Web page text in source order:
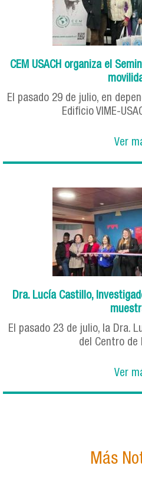
CEM USACH organiza el
El pasado 29 de julio, en
Edificio VIME-
Ver
Dra. Lucía Castillo,
El pasado 23 de julio, la Dra.
del Centro de
Ver
Más